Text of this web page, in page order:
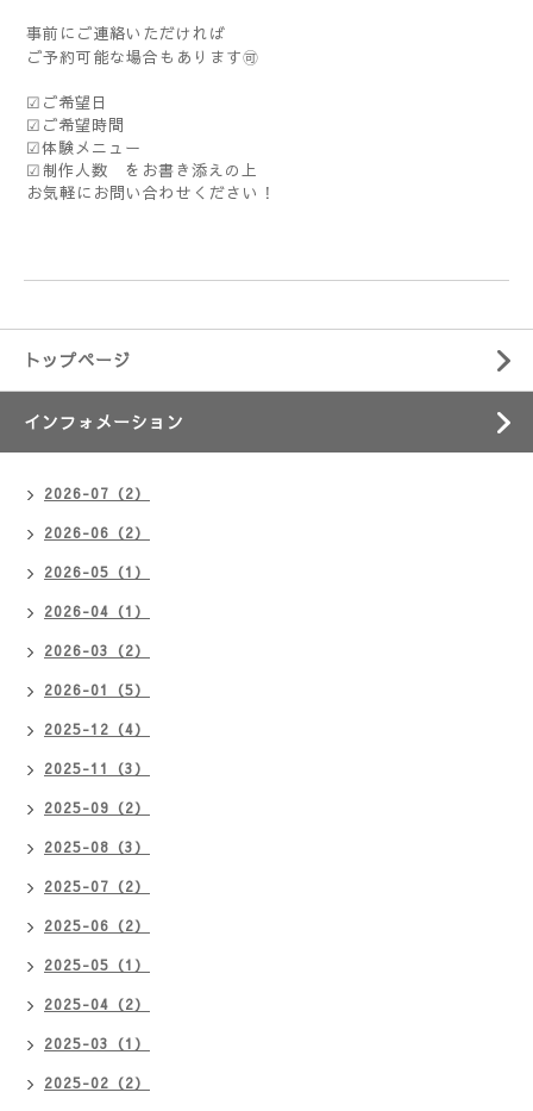
事前にご連絡いただければ
ご予約可能な場合もあります🉑
☑︎ご希望日
☑︎ご希望時間
☑︎体験メニュー
☑︎制作人数 をお書き添えの上
お気軽にお問い合わせください！
トップページ
インフォメーション
2026-07（2）
2026-06（2）
2026-05（1）
2026-04（1）
2026-03（2）
2026-01（5）
2025-12（4）
2025-11（3）
2025-09（2）
2025-08（3）
2025-07（2）
2025-06（2）
2025-05（1）
2025-04（2）
2025-03（1）
2025-02（2）